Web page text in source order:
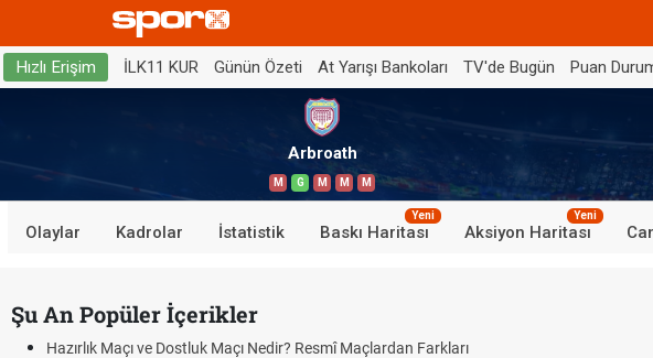
Hızlı Erişim İLK11 KUR Günün Özeti At Yarışı Bankoları TV'de Bugün Puan
Arbroath
M G M M M
Olaylar Kadrolar İstatistik Baskı Haritası
Yeni
Aksiyon Haritası
Yeni
Şu An Popüler İçerikler
Hazırlık Maçı ve Dostluk Maçı Nedir? Resmî Maçlardan Farkları